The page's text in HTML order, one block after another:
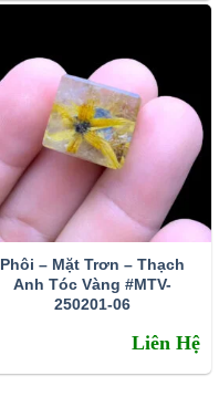
Phôi – Mặt Trơn – Thạch
Anh Tóc Vàng #MTV-
250201-06
Liên Hệ